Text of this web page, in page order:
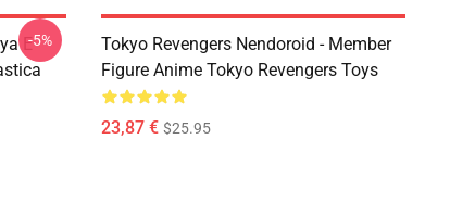
E-5%
Tokyo Revengers Nendoroid - Member
Figure Anime Tokyo Revengers Toys
23,87 € $25.95